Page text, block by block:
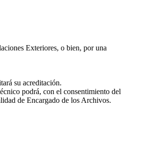
Exteriores, o bien, por una
su acreditación.
podrá, con el consentimiento del
de Encargado de los Archivos.